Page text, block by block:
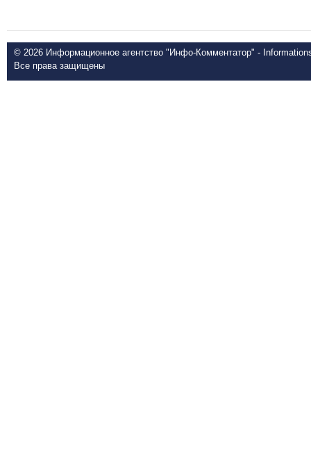
© 2026 Информационное агентство "Инфо-Комментатор" -
Все права защищены